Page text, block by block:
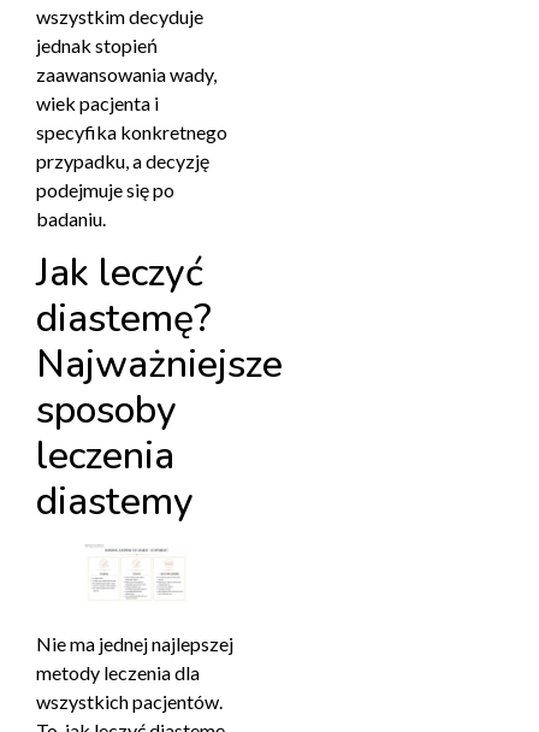
wszystkim decyduje
jednak stopień
zaawansowania wady,
wiek pacjenta i
specyfika konkretnego
przypadku, a decyzję
podejmuje się po
badaniu.
Jak leczyć
diastemę?
Najważniejsze
sposoby
leczenia
diastemy
Nie ma jednej najlepszej
metody leczenia dla
wszystkich pacjentów.